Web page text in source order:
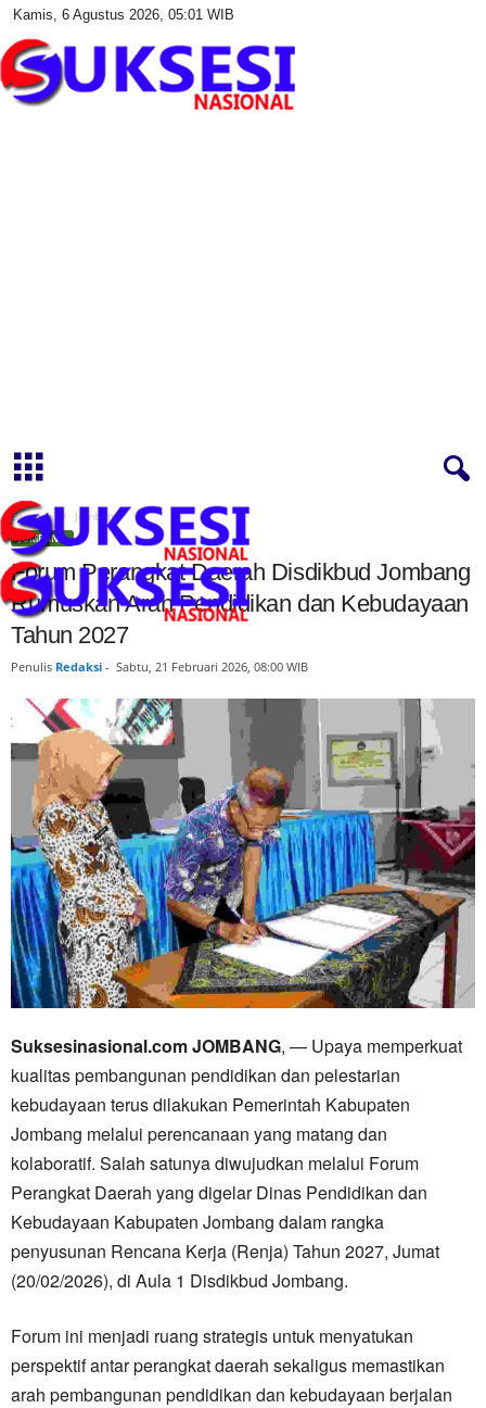
Kamis, 6 Agustus 2026, 05:01 WIB
Beranda Jombang
JOMBANG
Forum Perangkat Daerah Disdikbud Jombang
Rumuskan Arah Pendidikan dan Kebudayaan
Tahun 2027
Penulis Redaksi - Sabtu, 21 Februari 2026, 08:00 WIB
Suksesinasional.com JOMBANG, — Upaya memperkuat
kualitas pembangunan pendidikan dan pelestarian
kebudayaan terus dilakukan Pemerintah Kabupaten
Jombang melalui perencanaan yang matang dan
kolaboratif. Salah satunya diwujudkan melalui Forum
Perangkat Daerah yang digelar Dinas Pendidikan dan
Kebudayaan Kabupaten Jombang dalam rangka
penyusunan Rencana Kerja (Renja) Tahun 2027, Jumat
(20/02/2026), di Aula 1 Disdikbud Jombang.
Forum ini menjadi ruang strategis untuk menyatukan
perspektif antar perangkat daerah sekaligus memastikan
arah pembangunan pendidikan dan kebudayaan berjalan